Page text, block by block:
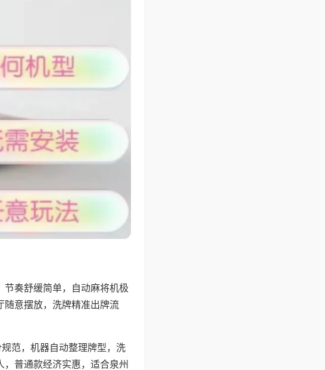
节奏舒缓简单，自动麻将机极
随意摆放，洗牌精准出牌流
范，机器自动整理牌型，洗
普通款经济实惠，适合泉州